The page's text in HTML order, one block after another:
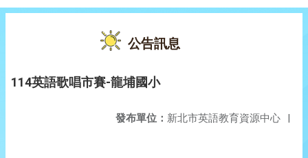
公告訊息
114英語歌唱市賽-龍埔國小
發布單位： 新北市英語教育資源中心 |